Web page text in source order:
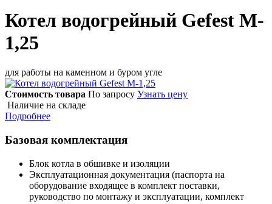
Котел водогрейный Gefest M-
1,25
для работы на каменном и буром угле
Стоимость товара По запросу Узнать цену
Наличие на складе
Подробнее
Базовая комплектация
Блок котла в обшивке и изоляции
Эксплуатационная документация (паспорта на
оборудование входящее в комплект поставки,
руководство по монтажу и эксплуатации, комплект